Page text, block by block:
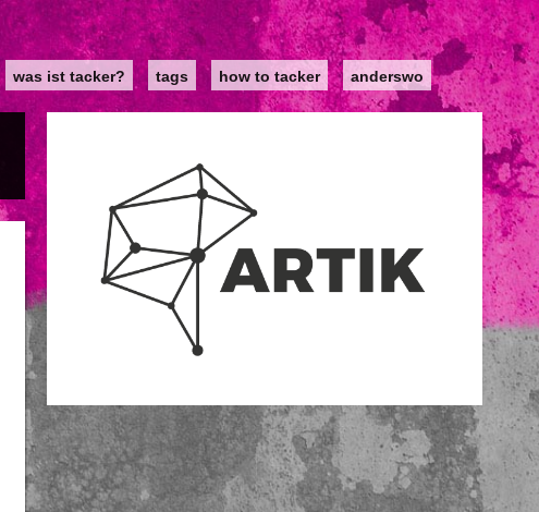
was ist tacker? tags how to tacker anderswo